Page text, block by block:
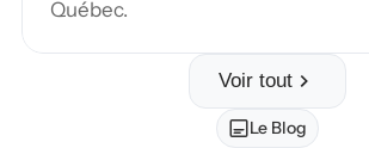
Québec.
Voir tout
Le Blog